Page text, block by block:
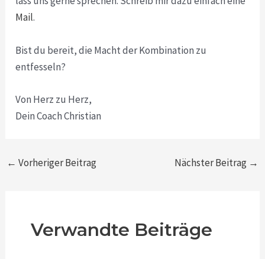
Mail.
Bist du bereit, die Macht der Kombination zu
entfesseln?
Von Herz zu Herz,
Dein Coach Christian
← Vorheriger Beitrag Nächster Beitrag →
Verwandte Beiträge